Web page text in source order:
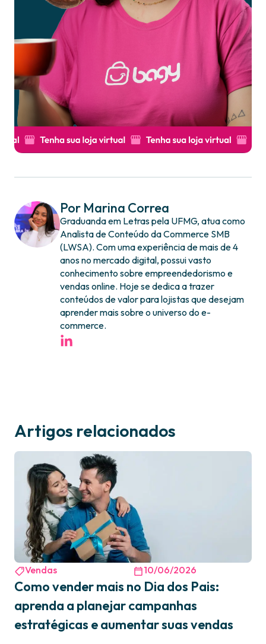
Por Marina Correa
Graduanda em Letras pela UFMG, atua como
Analista de Conteúdo da Commerce SMB
(LWSA). Com uma experiência de mais de 4
anos no mercado digital, possui vasto
conhecimento sobre empreendedorismo e
vendas online. Hoje se dedica a trazer
conteúdos de valor para lojistas que desejam
aprender mais sobre o universo do e-
commerce.
Artigos relacionados
Vendas 10/06/2026
Como vender mais no Dia dos Pais:
aprenda a planejar campanhas
estratégicas e aumentar suas vendas